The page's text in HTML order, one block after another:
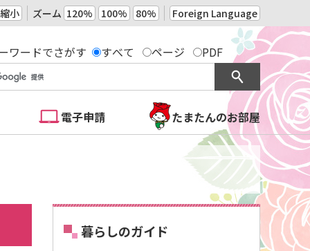
縮小 ズーム 120% 100% 80% Foreign Language
ワードでさがす すべて ページ PDF
電子申請 たまたんのお部屋
暮らしのガイド